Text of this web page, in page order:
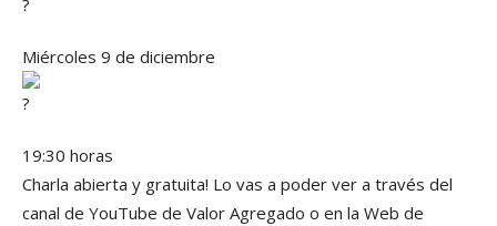
Miércoles 9 de diciembre
19:30 horas
Charla abierta y gratuita! Lo vas a poder ver a través del
canal de YouTube de Valor Agregado o en la Web de